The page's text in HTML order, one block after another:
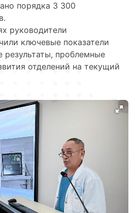
порядка 3 300
руководители
ключевые показатели
результаты, проблемные
отделений на текущий